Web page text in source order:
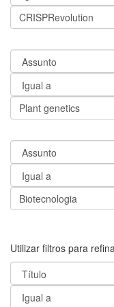
Utilizar filtros para